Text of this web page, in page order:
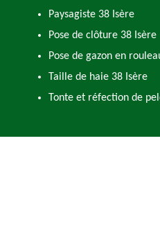
Paysagiste 38 Isère
Pose de clôture 38 Isère
Pose de gazon en
Taille de haie 38 Isère
Tonte et réfection de